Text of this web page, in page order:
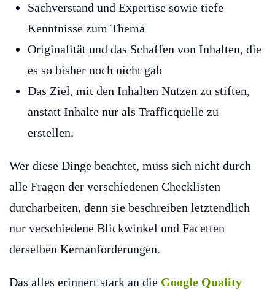
Sachverstand und Expertise sowie tiefe
Kenntnisse zum Thema
Originalität und das Schaffen von Inhalten, die
es so bisher noch nicht gab
Das Ziel, mit den Inhalten Nutzen zu stiften,
anstatt Inhalte nur als Trafficquelle zu
erstellen.
Wer diese Dinge beachtet, muss sich nicht durch
alle Fragen der verschiedenen Checklisten
durcharbeiten, denn sie beschreiben letztendlich
nur verschiedene Blickwinkel und Facetten
derselben Kernanforderungen.
Das alles erinnert stark an die Google Quality